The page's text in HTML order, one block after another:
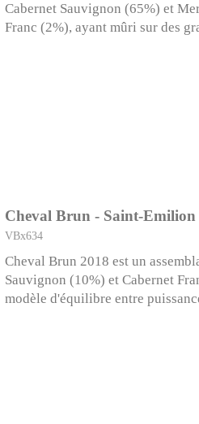
Cabernet Sauvignon (65%) et
Franc (2%), ayant mûri sur des
Cheval Brun - Saint-Emilion
VBx634
Cheval Brun 2018 est un
Sauvignon (10%) et Cabernet
modèle d'équilibre entre